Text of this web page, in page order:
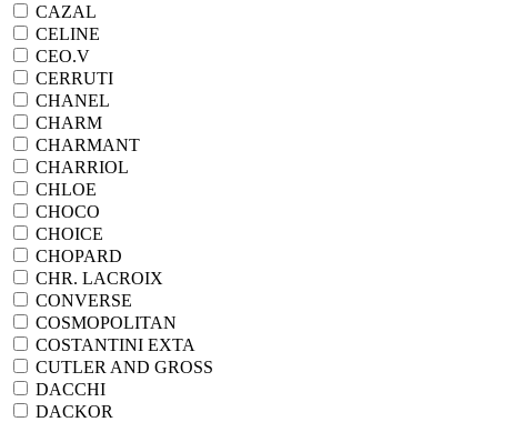
CAZAL
CELINE
CEO.V
CERRUTI
CHANEL
CHARM
CHARMANT
CHARRIOL
CHLOE
CHOCO
CHOICE
CHOPARD
CHR. LACROIX
CONVERSE
COSMOPOLITAN
COSTANTINI EXTA
CUTLER AND GROSS
DACCHI
DACKOR